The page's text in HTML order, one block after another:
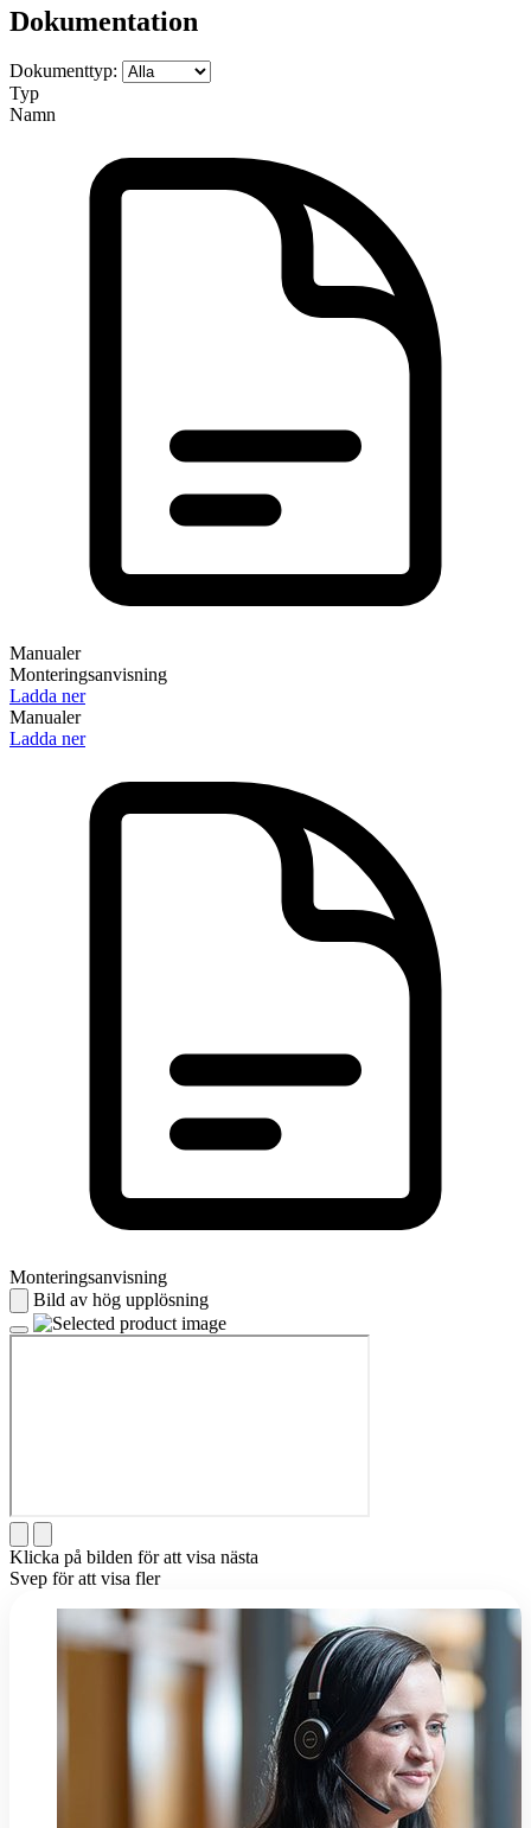
Dokumentation
Dokumenttyp:
Typ
Namn
Manualer
Monteringsanvisning
Ladda ner
Manualer
Ladda ner
Monteringsanvisning
Bild av hög upplösning
Klicka på bilden för att visa nästa
Svep för att visa fler